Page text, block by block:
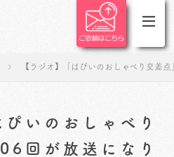
【ラジオ】「はぴいのおしゃべり交差
ぴいのおしゃべり
回が放送になり